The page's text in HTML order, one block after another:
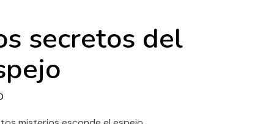
secretos del